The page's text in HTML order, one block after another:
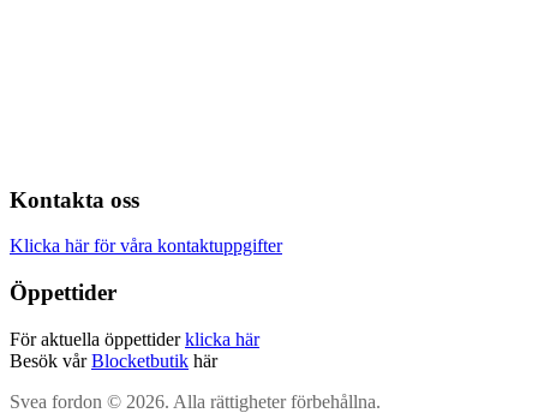
Kontakta oss
Klicka här för våra kontaktuppgifter
Öppettider
För aktuella öppettiderklicka här
Besök vårBlocketbutik här
Svea fordon © 2026. Alla rättigheter förbehållna.